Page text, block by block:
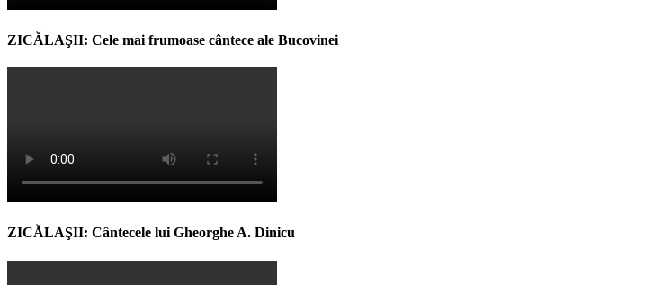
ZICĂLAŞII: Cele mai frumoase cântece ale Bucovinei
ZICĂLAŞII: Cântecele lui Gheorghe A. Dinicu